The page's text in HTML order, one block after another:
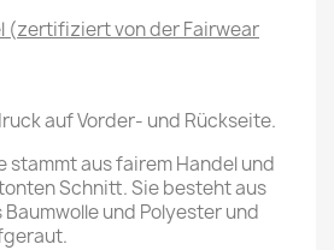
(zertifiziert von der Fairwear
auf Vorder- und Rückseite.
stammt aus fairem Handel und
Schnitt. Sie besteht aus
und Polyester und